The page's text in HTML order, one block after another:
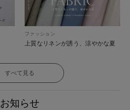
ファッション
上質なリネンが誘う、涼やかな夏
すべて見る
お知らせ